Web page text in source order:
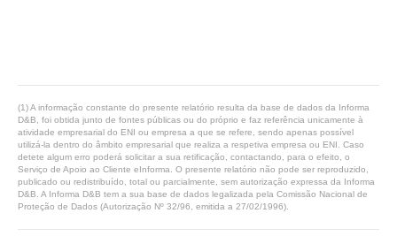
(1) A informação constante do presente relatório resulta da base de dados da Informa
D&B, foi obtida junto de fontes públicas ou do próprio e faz referência unicamente à
atividade empresarial do ENI ou empresa a que se refere, sendo apenas possível
utilizá-la dentro do âmbito empresarial que realiza a respetiva empresa ou ENI. Caso
detete algum erro poderá solicitar a sua retificação, contactando, para o efeito, o
Serviço de Apoio ao Cliente eInforma. O presente relatório não pode ser reproduzido,
publicado ou redistribuído, total ou parcialmente, sem autorização expressa da Informa
D&B. A Informa D&B tem a sua base de dados legalizada pela Comissão Nacional de
Proteção de Dados (Autorização Nº 32/96, emitida a 27/02/1996).